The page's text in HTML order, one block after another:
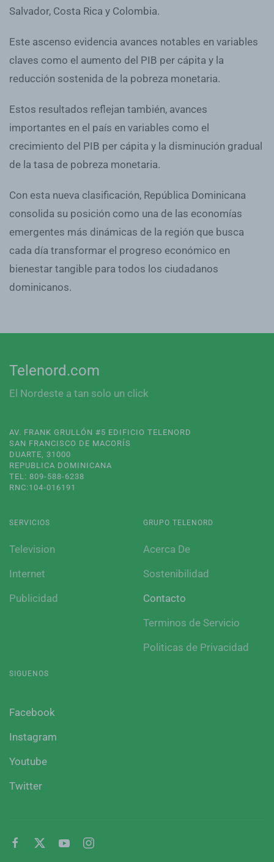
Salvador, Costa Rica y Colombia.
Este ascenso evidencia avances notables en variables
claves como el aumento del PIB per cápita y la
reducción sostenida de la pobreza monetaria.
Estos resultados reflejan también, avances
importantes en el país en variables como el
crecimiento del PIB per cápita y la disminución gradual
de la tasa de pobreza monetaria.
Con esta nueva clasificación, República Dominicana
consolida su posición como una de las economías
emergentes más dinámicas de la región que busca
cada día transformar el progreso económico en
bienestar tangible para todos los ciudadanos
dominicanos.
Telenord.com
El Nordeste a tan solo un click
AV. FRANK GRULLÓN #5 EDIFICIO TELENORD
SAN FRANCISCO DE MACORÍS
DUARTE, 31000
REPUBLICA DOMINICANA
TEL: 809-588-6238
RNC:104-016191
SERVICIOS
Television
Internet
Publicidad
GRUPO TELENORD
Acerca De
Sostenibilidad
Contacto
Terminos de Servicio
Politicas de Privacidad
SIGUENOS
Facebook
Instagram
Youtube
Twitter